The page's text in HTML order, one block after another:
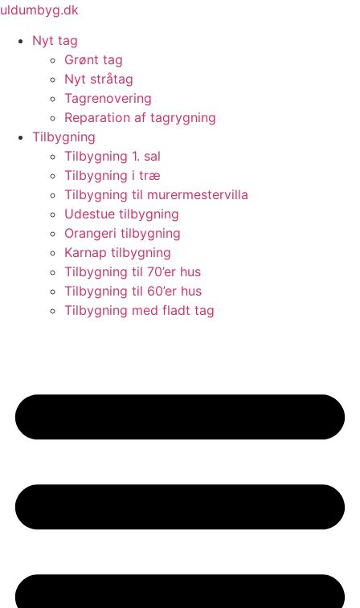
Videre
indhold
uldumbyg.dk
Nyt tag
Grønt tag
Nyt stråtag
Tagrenovering
Reparation af tagrygning
Tilbygning
Tilbygning 1. sal
Tilbygning i træ
Tilbygning til murermestervilla
Udestue tilbygning
Orangeri tilbygning
Karnap tilbygning
Tilbygning til 70’er hus
Tilbygning til 60’er hus
Tilbygning med fladt tag